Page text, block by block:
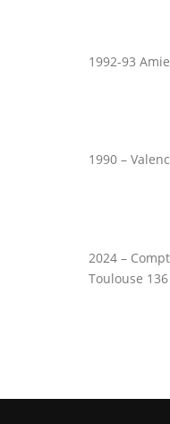
1992-93
1990 –
2024 –
Toulouse 136